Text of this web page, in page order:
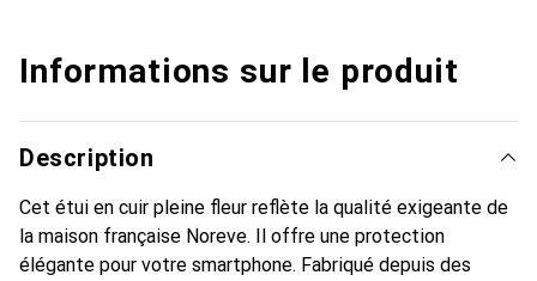
Informations sur le produit
Description
Cet étui en cuir pleine fleur reflète la qualité exigeante de
la maison française Noreve. Il offre une protection
élégante pour votre smartphone. Fabriqué depuis des